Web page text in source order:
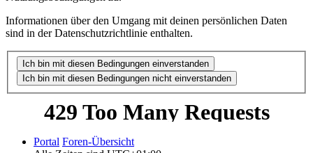
Informationen über den Umgang mit deinen persönlichen Daten
sind in der Datenschutzrichtlinie enthalten.
Portal Foren-Übersicht